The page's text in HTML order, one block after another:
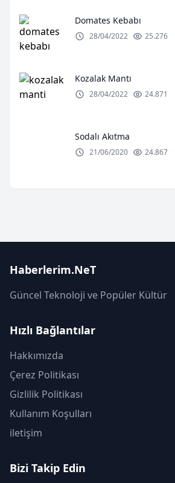
Domates Kebabı
28/04/2022 25.276
Kozalak Mantı
28/04/2022 24.871
Sodalı Akıtma
21/06/2020 24.867
Haberlerim.NeT
Güncel Teknoloji ve Popüler Kültür
Hızlı Bağlantılar
Hakkımızda
Çerez Politikası
Gizlilik Politikası
Kullanım Koşulları
iletişim
Bizi Takip Edin